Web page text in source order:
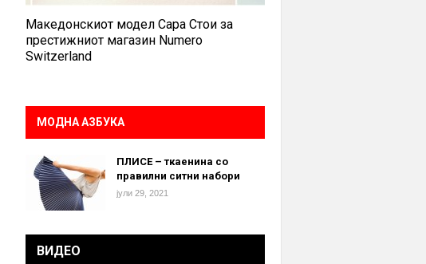
Македонскиот модел Сара Стои за
престижниот магазин Numero
Switzerland
МОДНА АЗБУКА
ПЛИСЕ – ткаенина со
правилни ситни набори
јули 29, 2021
ВИДЕО